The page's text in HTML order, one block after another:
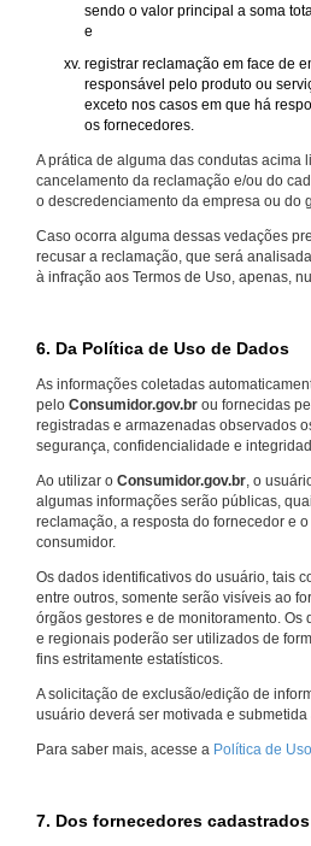
sendo o valor principal a soma
e
registrar reclamação em face de
responsável pelo produto ou
exceto nos casos em que há
os fornecedores.
A prática de alguma das condutas acima
cancelamento da reclamação e/ou do
o descredenciamento da empresa ou do
Caso ocorra alguma dessas vedações
recusar a reclamação, que será
à infração aos Termos de Uso, apenas,
6. Da Política de Uso de Dados
As informações coletadas
pelo Consumidor.gov.br ou fornecidas
registradas e armazenadas observados
segurança, confidencialidade e
Ao utilizar o Consumidor.gov.br , o
algumas informações serão públicas,
reclamação, a resposta do fornecedor e
consumidor.
Os dados identificativos do usuário, tais
entre outros, somente serão visíveis ao
órgãos gestores e de monitoramento. Os
e regionais poderão ser utilizados de
fins estritamente estatísticos.
A solicitação de exclusão/edição de
usuário deverá ser motivada e submetida
Para saber mais, acesse a Política de
7. Dos fornecedores cadastrados